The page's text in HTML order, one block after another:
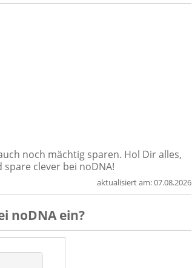
noch mächtig sparen. Hol Dir alles,
clever bei noDNA!
aktualisiert am:07.08.2026
noDNAein?